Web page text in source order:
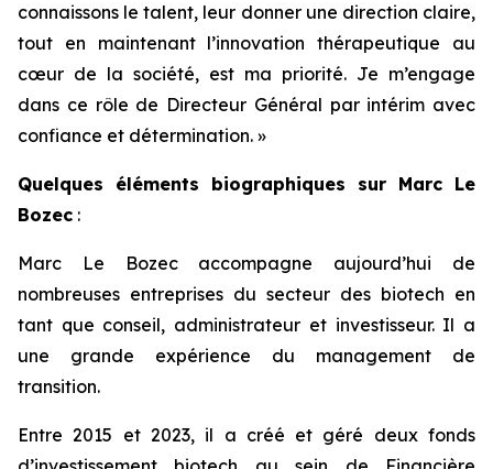
connaissons le talent, leur donner une direction claire,
tout en maintenant l’innovation thérapeutique au
cœur de la société, est ma priorité. Je m’engage
dans ce rôle de Directeur Général par intérim avec
confiance et détermination. »
Quelques éléments biographiques sur Marc Le
Bozec :
Marc Le Bozec accompagne aujourd’hui de
nombreuses entreprises du secteur des biotech en
tant que conseil, administrateur et investisseur. Il a
une grande expérience du management de
transition.
Entre 2015 et 2023, il a créé et géré deux fonds